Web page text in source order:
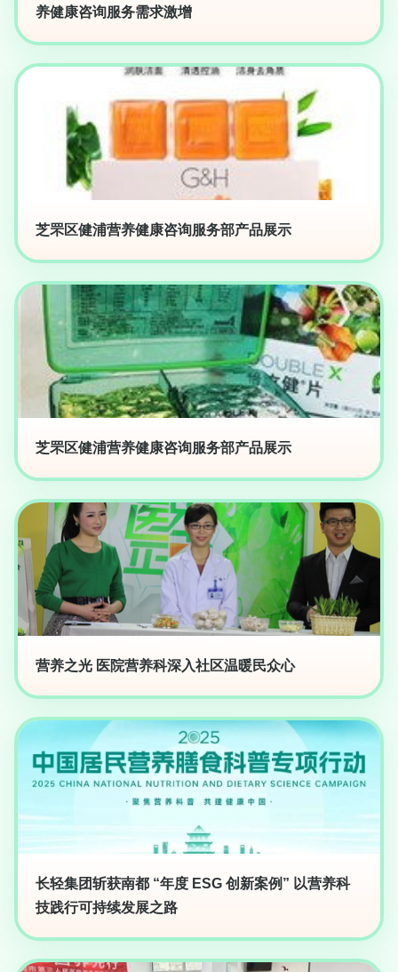
养健康咨询服务需求激增
芝罘区健浦营养健康咨询服务部产品展示
芝罘区健浦营养健康咨询服务部产品展示
营养之光 医院营养科深入社区温暖民众心
长轻集团斩获南都 “年度 ESG 创新案例” 以营养科
技践行可持续发展之路